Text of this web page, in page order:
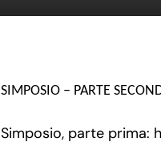
SIMPOSIO – PARTE
Simposio, parte